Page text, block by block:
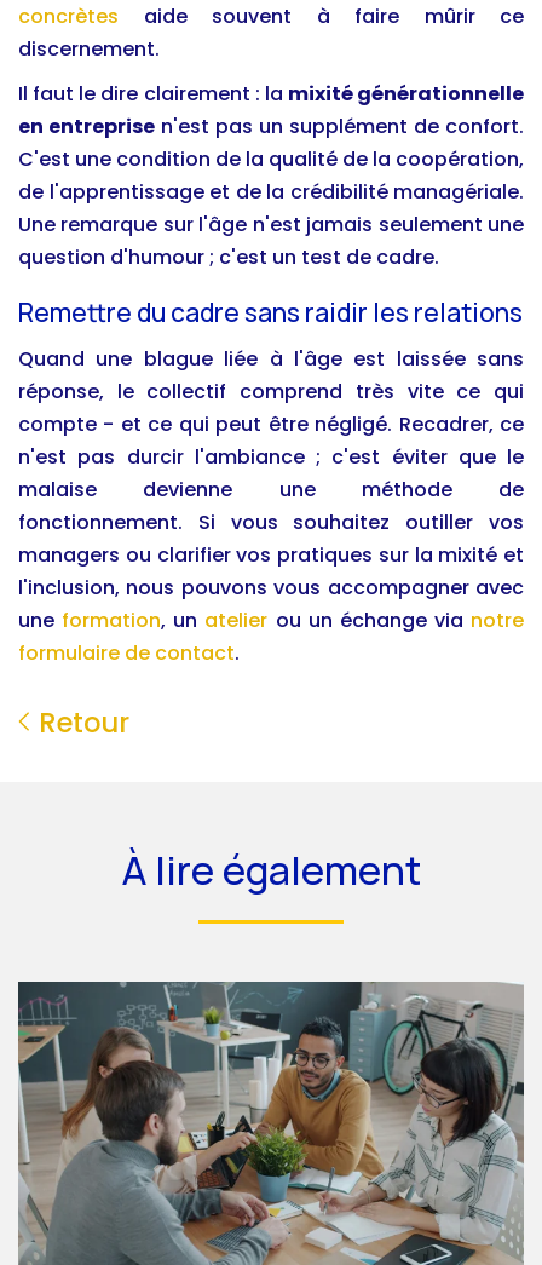
concrètes aide souvent à faire mûrir ce
discernement.
Il faut le dire clairement : la mixité générationnelle
en entreprise n'est pas un supplément de confort.
C'est une condition de la qualité de la coopération,
de l'apprentissage et de la crédibilité managériale.
Une remarque sur l'âge n'est jamais seulement une
question d'humour ; c'est un test de cadre.
Remettre du cadre sans raidir les relations
Quand une blague liée à l'âge est laissée sans
réponse, le collectif comprend très vite ce qui
compte - et ce qui peut être négligé. Recadrer, ce
n'est pas durcir l'ambiance ; c'est éviter que le
malaise devienne une méthode de
fonctionnement. Si vous souhaitez outiller vos
managers ou clarifier vos pratiques sur la mixité et
l'inclusion, nous pouvons vous accompagner avec
une formation, un atelier ou un échange via notre
formulaire de contact.
Retour
À lire également